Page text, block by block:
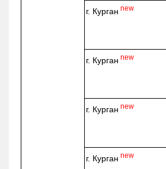
г. Курган new
г. Курган new
г. Курган new
г. Курган new